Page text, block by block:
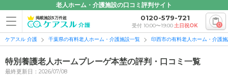
老人ホーム・介護施設の口コミ評判サイト
掲載施設5万件超 0120-579-721
受付 10:00〜19:00土日祝OK 0
ケアスル 介護 千葉県の有料老人ホーム・介護施設一覧 印西市の有料老人ホーム・介護
特別養護老人ホームプレーゲ本埜の評判・口コミ一覧
最終更新日：2026/07/08